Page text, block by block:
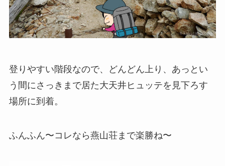
登りやすい階段なので、どんどん上り、あっとい
う間にさっきまで居た大天井ヒュッテを見下ろす
場所に到着。
ふんふん〜コレなら燕山荘まで楽勝ね〜